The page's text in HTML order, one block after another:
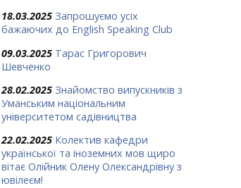
18.03.2025 Запрошуємо усіх
бажаючих до English Speaking Club
09.03.2025 Тарас Григорович
Шевченко
28.02.2025 Знайомство випускників з
Уманським національним
університетом садівництва
22.02.2025 Колектив кафедри
української та іноземних мов щиро
вітає Олійник Олену Олександрівну з
ювілеєм!